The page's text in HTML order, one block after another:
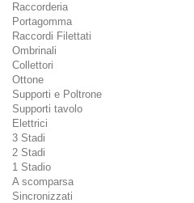
Raccorderia
Portagomma
Raccordi Filettati
Ombrinali
Collettori
Ottone
Supporti e Poltrone
Supporti tavolo
Elettrici
3 Stadi
2 Stadi
1 Stadio
A scomparsa
Sincronizzati